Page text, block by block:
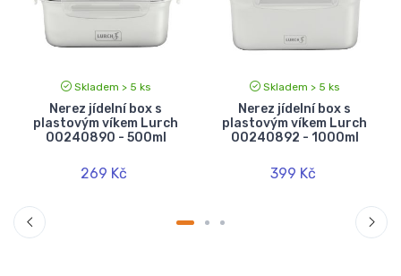
Skladem > 5 ks
Nerez jídelní box s
plastovým víkem Lurch
00240890 - 500ml
269 Kč
Skladem > 5 ks
Nerez jídelní box s
plastovým víkem Lurch
00240892 - 1000ml
399 Kč